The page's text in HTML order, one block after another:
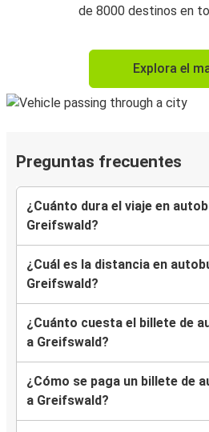
de 8000 destinos en
Explora el
Preguntas frecuentes
¿Cuánto dura el viaje en
Greifswald?
¿Cuál es la distancia en
Greifswald?
¿Cuánto cuesta el billete de
a Greifswald?
¿Cómo se paga un billete de
a Greifswald?